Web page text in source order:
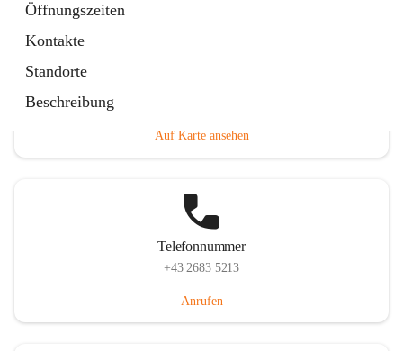
Öffnungszeiten
Kontakte
Standorte
Beschreibung
Auf Karte ansehen
Telefonnummer
+43 2683 5213
Anrufen